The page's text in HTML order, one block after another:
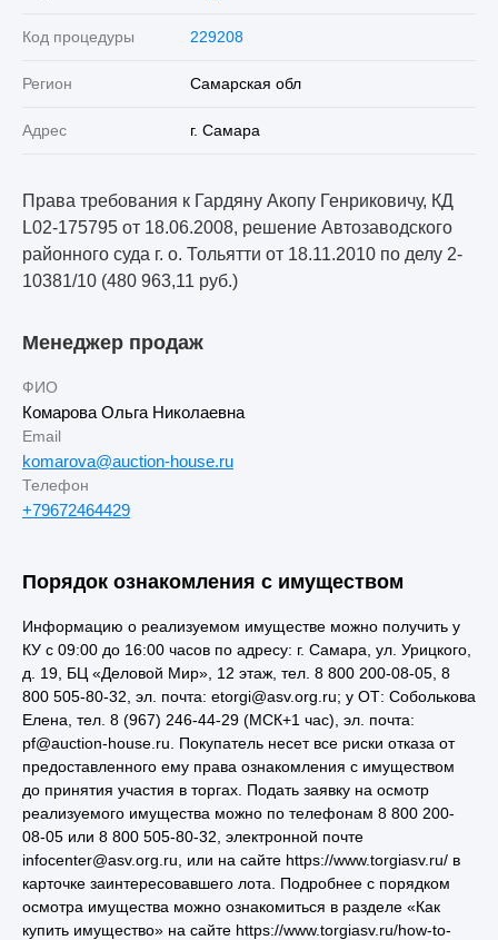
Код процедуры 229208
Регион Самарская обл
Адрес г. Самара
Права требования к Гардяну Акопу Генриковичу, КД
L02-175795 от 18.06.2008, решение Автозаводского
районного суда г. о. Тольятти от 18.11.2010 по делу 2-
10381/10 (480 963,11 руб.)
Менеджер продаж
ФИО
Комарова Ольга Николаевна
Email
komarova@auction-house.ru
Телефон
+79672464429
Порядок ознакомления с имуществом
Информацию о реализуемом имуществе можно получить у
КУ с 09:00 до 16:00 часов по адресу: г. Самара, ул. Урицкого,
д. 19, БЦ «Деловой Мир», 12 этаж, тел. 8 800 200-08-05, 8
800 505-80-32, эл. почта: etorgi@asv.org.ru; у ОТ: Соболькова
Елена, тел. 8 (967) 246-44-29 (МСК+1 час), эл. почта:
pf@auction-house.ru. Покупатель несет все риски отказа от
предоставленного ему права ознакомления с имуществом
до принятия участия в торгах. Подать заявку на осмотр
реализуемого имущества можно по телефонам 8 800 200-
08-05 или 8 800 505-80-32, электронной почте
infocenter@asv.org.ru, или на сайте https://www.torgiasv.ru/ в
карточке заинтересовавшего лота. Подробнее с порядком
осмотра имущества можно ознакомиться в разделе «Как
купить имущество» на сайте https://www.torgiasv.ru/how-to-